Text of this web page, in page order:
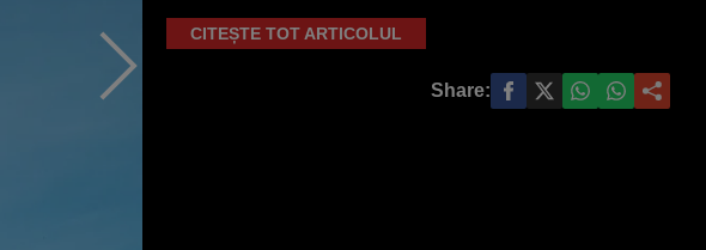
CITEȘTE TOT ARTICOLUL
Share: